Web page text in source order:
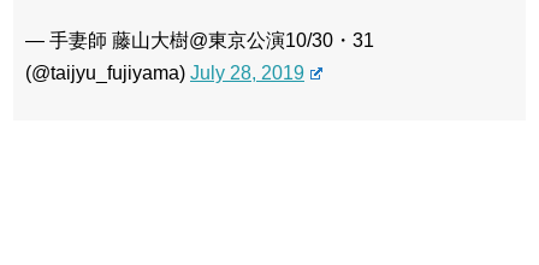
— 手妻師 藤山大樹@東京公演10/30・31
(@taijyu_fujiyama) July 28, 2019